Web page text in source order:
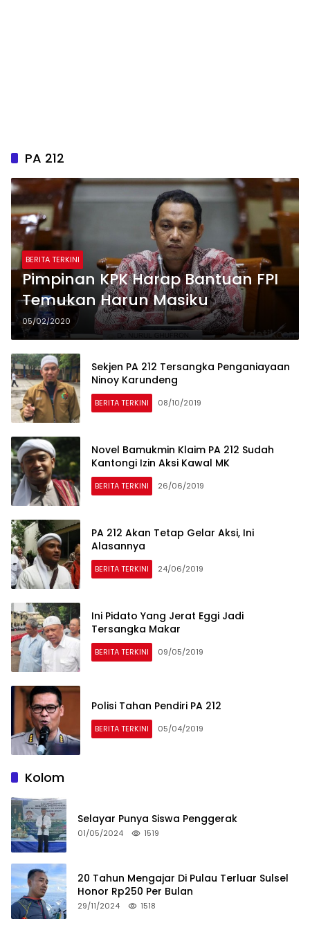
PA 212
BERITA TERKINI
Pimpinan KPK Harap Bantuan FPI
Temukan Harun Masiku
05/02/2020
Sekjen PA 212 Tersangka Penganiayaan
Ninoy Karundeng
BERITA TERKINI 08/10/2019
Novel Bamukmin Klaim PA 212 Sudah
Kantongi Izin Aksi Kawal MK
BERITA TERKINI 26/06/2019
PA 212 Akan Tetap Gelar Aksi, Ini
Alasannya
BERITA TERKINI 24/06/2019
Ini Pidato Yang Jerat Eggi Jadi
Tersangka Makar
BERITA TERKINI 09/05/2019
Polisi Tahan Pendiri PA 212
BERITA TERKINI 05/04/2019
Kolom
Selayar Punya Siswa Penggerak
01/05/2024 1519
20 Tahun Mengajar Di Pulau Terluar Sulsel
Honor Rp250 Per Bulan
29/11/2024 1518